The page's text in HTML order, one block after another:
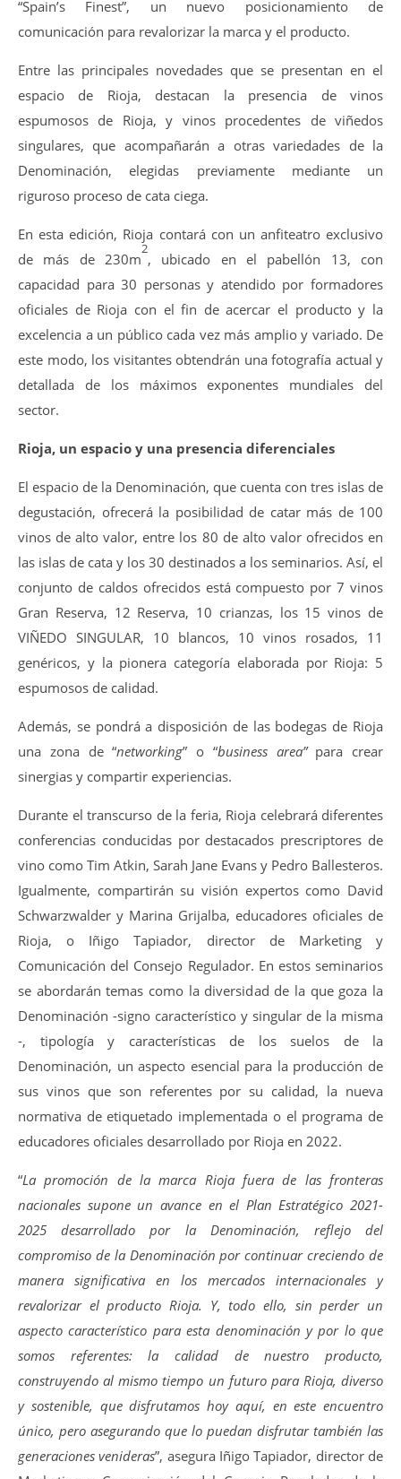
“Spain’s Finest”, un nuevo posicionamiento de
comunicación para revalorizar la marca y el producto.
Entre las principales novedades que se presentan en el
espacio de Rioja, destacan la presencia de vinos
espumosos de Rioja, y vinos procedentes de viñedos
singulares, que acompañarán a otras variedades de la
Denominación, elegidas previamente mediante un
riguroso proceso de cata ciega.
En esta edición, Rioja contará con un anfiteatro exclusivo
de más de 230m
2
, ubicado en el pabellón 13, con
capacidad para 30 personas y atendido por formadores
oficiales de Rioja con el fin de acercar el producto y la
excelencia a un público cada vez más amplio y variado. De
este modo, los visitantes obtendrán una fotografía actual y
detallada de los máximos exponentes mundiales del
sector.
Rioja, un espacio y una presencia diferenciales
El espacio de la Denominación, que cuenta con tres islas de
degustación, ofrecerá la posibilidad de catar más de 100
vinos de alto valor, entre los 80 de alto valor ofrecidos en
las islas de cata y los 30 destinados a los seminarios. Así, el
conjunto de caldos ofrecidos está compuesto por 7 vinos
Gran Reserva, 12 Reserva, 10 crianzas, los 15 vinos de
VIÑEDO SINGULAR, 10 blancos, 10 vinos rosados, 11
genéricos, y la pionera categoría elaborada por Rioja: 5
espumosos de calidad.
Además, se pondrá a disposición de las bodegas de Rioja
una zona de “networking” o “business area”para crear
sinergias y compartir experiencias.
Durante el transcurso de la feria, Rioja celebrará diferentes
conferencias conducidas por destacados prescriptores de
vino como Tim Atkin, Sarah Jane Evans y Pedro Ballesteros.
Igualmente, compartirán su visión expertos como David
Schwarzwalder y Marina Grijalba, educadores oficiales de
Rioja, o Iñigo Tapiador, director de Marketing y
Comunicación del Consejo Regulador. En estos seminarios
se abordarán temas como la diversidad de la que goza la
Denominación -signo característico y singular de la misma
-, tipología y características de los suelos de la
Denominación, un aspecto esencial para la producción de
sus vinos que son referentes por su calidad, la nueva
normativa de etiquetado implementada o el programa de
educadores oficiales desarrollado por Rioja en 2022.
“La promoción de la marca Rioja fuera de las fronteras
nacionales supone un avance en el Plan Estratégico 2021-
2025 desarrollado por la Denominación, reflejo del
compromiso de la Denominación por continuar creciendo de
manera significativa en los mercados internacionales y
revalorizar el producto Rioja. Y, todo ello, sin perder un
aspecto característico para esta denominación y por lo que
somos referentes: la calidad de nuestro producto,
construyendo al mismo tiempo un futuro para Rioja, diverso
y sostenible, que disfrutamos hoy aquí, en este encuentro
único, pero asegurando que lo puedan disfrutar también las
generaciones venideras”, asegura Iñigo Tapiador, director de